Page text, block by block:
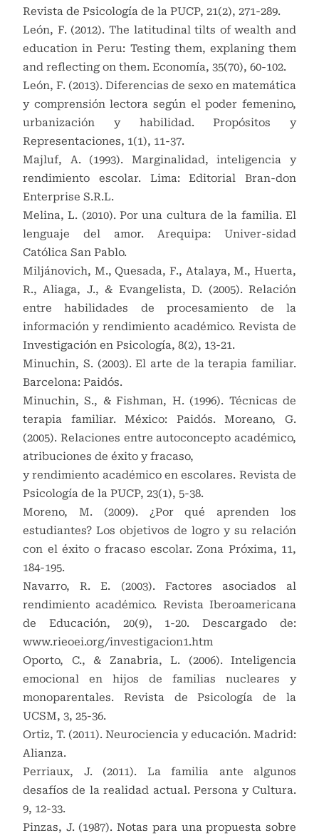
Revista de Psicología de la PUCP, 21(2), 271-289.
León, F. (2012). The latitudinal tilts of wealth and
education in Peru: Testing them, explaning them
and reflecting on them. Economía, 35(70), 60-102.
León, F. (2013). Diferencias de sexo en matemática
y comprensión lectora según el poder femenino,
urbanización y habilidad. Propósitos y
Representaciones, 1(1), 11-37.
Majluf, A. (1993). Marginalidad, inteligencia y
rendimiento escolar. Lima: Editorial Bran-don
Enterprise S.R.L.
Melina, L. (2010). Por una cultura de la familia. El
lenguaje del amor. Arequipa: Univer-sidad
Católica San Pablo.
Miljánovich, M., Quesada, F., Atalaya, M., Huerta,
R., Aliaga, J., & Evangelista, D. (2005). Relación
entre habilidades de procesamiento de la
información y rendimiento académico. Revista de
Investigación en Psicología, 8(2), 13-21.
Minuchin, S. (2003). El arte de la terapia familiar.
Barcelona: Paidós.
Minuchin, S., & Fishman, H. (1996). Técnicas de
terapia familiar. México: Paidós. Moreano, G.
(2005). Relaciones entre autoconcepto académico,
atribuciones de éxito y fracaso,
y rendimiento académico en escolares. Revista de
Psicología de la PUCP, 23(1), 5-38.
Moreno, M. (2009). ¿Por qué aprenden los
estudiantes? Los objetivos de logro y su relación
con el éxito o fracaso escolar. Zona Próxima, 11,
184-195.
Navarro, R. E. (2003). Factores asociados al
rendimiento académico. Revista Iberoamericana
de Educación, 20(9), 1-20. Descargado de:
www.rieoei.org/investigacion1.htm
Oporto, C., & Zanabria, L. (2006). Inteligencia
emocional en hijos de familias nucleares y
monoparentales. Revista de Psicología de la
UCSM, 3, 25-36.
Ortiz, T. (2011). Neurociencia y educación. Madrid:
Alianza.
Perriaux, J. (2011). La familia ante algunos
desafíos de la realidad actual. Persona y Cultura.
9, 12-33.
Pinzas, J. (1987). Notas para una propuesta sobre